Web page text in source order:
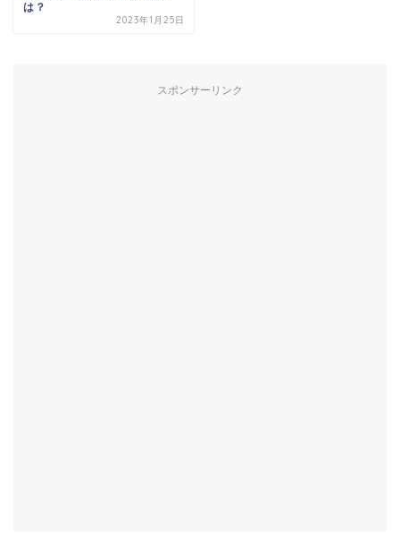
は？
2023年1月25日
スポンサーリンク